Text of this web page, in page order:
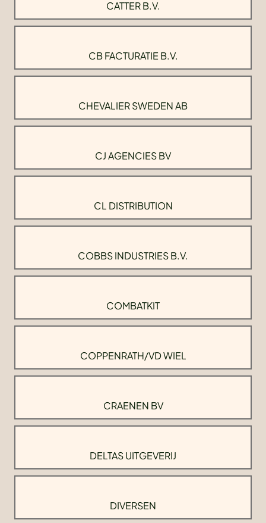
CATTER B.V.
CB FACTURATIE B.V.
CHEVALIER SWEDEN AB
CJ AGENCIES BV
CL DISTRIBUTION
COBBS INDUSTRIES B.V.
COMBATKIT
COPPENRATH/VD WIEL
CRAENEN BV
DELTAS UITGEVERIJ
DIVERSEN